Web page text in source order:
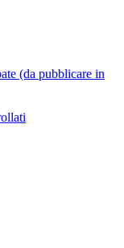
(da pubblicare in